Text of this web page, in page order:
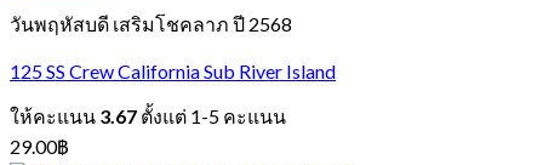
วันพฤหัสบดี เสริมโชคลาภ ปี 2568
125 SS Crew California Sub River Island
ให้คะแนน 3.67 ตั้งแต่ 1-5 คะแนน
29.00฿